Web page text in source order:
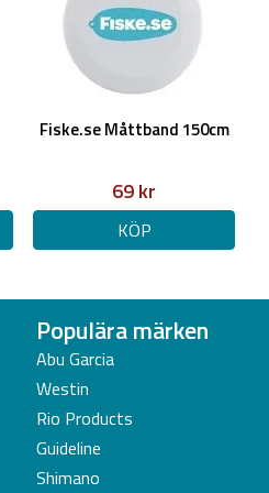
premium app
Fiske.se Måttband 150cm
69 kr
KÖP
Populära märken
Abu Garcia
Westin
Rio Products
Guideline
Shimano